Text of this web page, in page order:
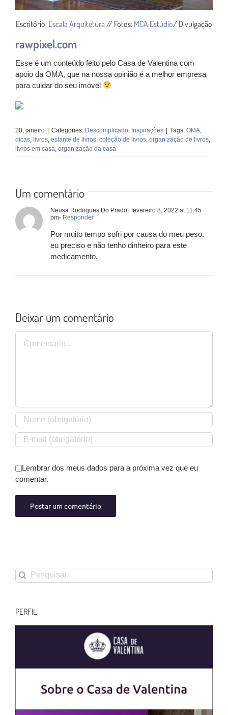
Escritório: Escala Arquitetura // Fotos: MCA Estúdio/ Divulgação
rawpixel.com
Esse é um conteúdo feito pelo Casa de Valentina com
apoio da OMA, que na nossa opinião é a melhor empresa
para cuidar do seu imóvel
20, janeiro | Categories: Descomplicado, Inspirações | Tags: OMA,
dicas, livros, estante de livros, coleção de livros, organização de livros,
livros em casa, organização da casa
Um comentário
Neusa Rodrigues Do Prado fevereiro 8, 2022 at 11:45
pm- Responder
Por muito tempo sofri por causa do meu peso,
eu preciso e não tenho dinheiro para este
medicamento.
Deixar um comentário
Comentário
Lembrar dos meus dados para a próxima vez que eu
comentar.
Buscar
resultados
PERFIL